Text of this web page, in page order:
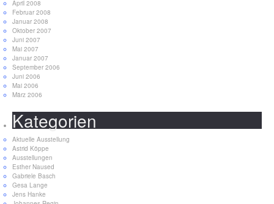
April 2008
Februar 2008
Januar 2008
Oktober 2007
Juni 2007
Mai 2007
Januar 2007
September 2006
Juni 2006
Mai 2006
März 2006
Kategorien
Aktuelle Ausstellung
Astrid Köppe
Ausstellungen
Esther Naused
Gabriele Basch
Gesa Lange
Jens Hanke